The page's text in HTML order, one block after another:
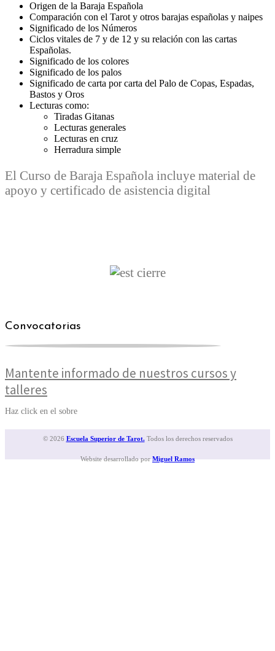
Origen de la Baraja Española
Comparación con el Tarot y otros barajas españolas y naipes
Significado de los Números
Ciclos vitales de 7 y de 12 y su relación con las cartas
Españolas.
Significado de los colores
Significado de los palos
Significado de carta por carta del Palo de Copas, Espadas,
Bastos y Oros
Lecturas como:
Tiradas Gitanas
Lecturas generales
Lecturas en cruz
Herradura simple
El Curso de Baraja Española incluye material de
apoyo y certificado de asistencia digital
Convocatorias
Mantente informado de nuestros cursos y
talleres
Haz click en el sobre
© 2026 Escuela Superior de Tarot.Todos los derechos reservados
Website desarrollado porMiguel Ramos